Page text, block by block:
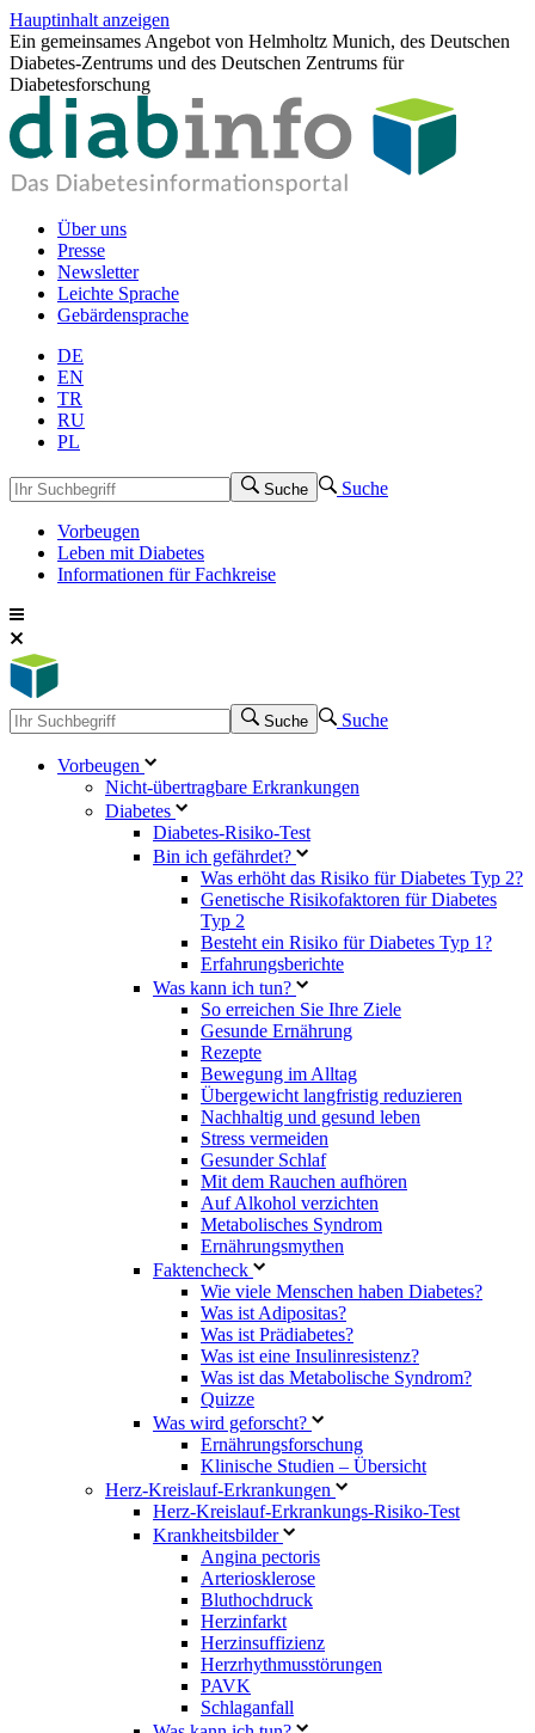
Hauptinhalt anzeigen
Ein gemeinsames Angebot von Helmholtz Munich, des Deutschen
Diabetes-Zentrums und des Deutschen Zentrums für
Diabetesforschung
Über uns
Presse
Newsletter
Leichte Sprache
Gebärdensprache
DE
EN
TR
RU
PL
Suche Suche
Vorbeugen
Leben mit Diabetes
Informationen für Fachkreise
Suche Suche
Vorbeugen
Nicht-übertragbare Erkrankungen
Diabetes
Diabetes-Risiko-Test
Bin ich gefährdet?
Was erhöht das Risiko für Diabetes Typ 2?
Genetische Risikofaktoren für Diabetes
Typ 2
Besteht ein Risiko für Diabetes Typ 1?
Erfahrungsberichte
Was kann ich tun?
So erreichen Sie Ihre Ziele
Gesunde Ernährung
Rezepte
Bewegung im Alltag
Übergewicht langfristig reduzieren
Nachhaltig und gesund leben
Stress vermeiden
Gesunder Schlaf
Mit dem Rauchen aufhören
Auf Alkohol verzichten
Metabolisches Syndrom
Ernährungsmythen
Faktencheck
Wie viele Menschen haben Diabetes?
Was ist Adipositas?
Was ist Prädiabetes?
Was ist eine Insulinresistenz?
Was ist das Metabolische Syndrom?
Quizze
Was wird geforscht?
Ernährungsforschung
Klinische Studien – Übersicht
Herz-Kreislauf-Erkrankungen
Herz-Kreislauf-Erkrankungs-Risiko-Test
Krankheitsbilder
Angina pectoris
Arteriosklerose
Bluthochdruck
Herzinfarkt
Herzinsuffizienz
Herzrhythmusstörungen
PAVK
Schlaganfall